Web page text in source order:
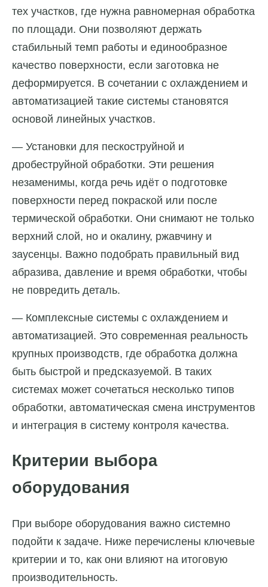
тех участков, где нужна равномерная обработка
по площади. Они позволяют держать
стабильный темп работы и единообразное
качество поверхности, если заготовка не
деформируется. В сочетании с охлаждением и
автоматизацией такие системы становятся
основой линейных участков.
— Установки для пескоструйной и
дробеструйной обработки. Эти решения
незаменимы, когда речь идёт о подготовке
поверхности перед покраской или после
термической обработки. Они снимают не только
верхний слой, но и окалину, ржавчину и
заусенцы. Важно подобрать правильный вид
абразива, давление и время обработки, чтобы
не повредить деталь.
— Комплексные системы с охлаждением и
автоматизацией. Это современная реальность
крупных производств, где обработка должна
быть быстрой и предсказуемой. В таких
системах может сочетаться несколько типов
обработки, автоматическая смена инструментов
и интеграция в систему контроля качества.
Критерии выбора
оборудования
При выборе оборудования важно системно
подойти к задаче. Ниже перечислены ключевые
критерии и то, как они влияют на итоговую
производительность.